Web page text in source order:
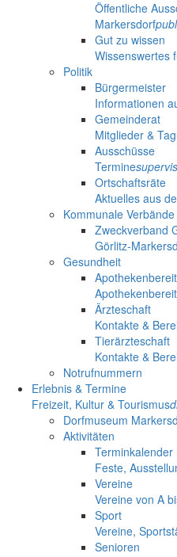
Öffentliche
Markersdorf
Gut zu wissen
Wissenswertes
Politik
Bürgermeister
Informationen
Gemeinderat
Mitglieder &
Ausschüsse
Termine
Ortschaftsräte
Aktuelles aus
Kommunale Verbände
Zweckverband
Görlitz-
Gesundheit
Ärzteschaft
Kontakte &
Tierärzteschaft
Kontakte &
Notrufnummern
Erlebnis & Termine
Freizeit, Kultur & Tourismus
Dorfmuseum
Aktivitäten
Terminkalender
Feste,
Vereine
Vereine von A
Sport
Vereine,
Senioren